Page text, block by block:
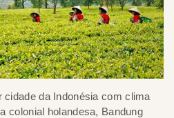
cidade da Indonésia com clima
colonial holandesa, Bandung